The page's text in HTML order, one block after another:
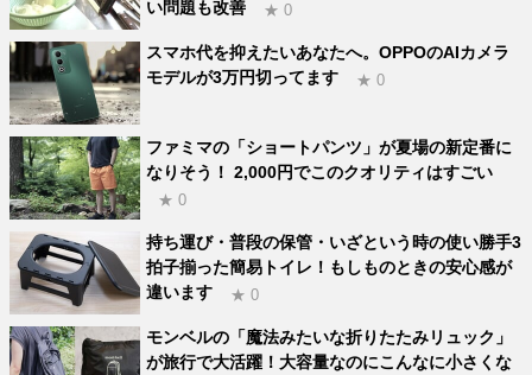
い問題も改善
★ 0
スマホ代を抑えたいあなたへ。OPPOのAIカメラ
モデルが3万円切ってます
★ 0
ファミマの「ショートパンツ」が夏場の新定番に
なりそう！ 2,000円でこのクオリティはすごい
★ 0
持ち運び・普段の保管・いざという時の使い勝手3
拍子揃った簡易トイレ！もしものときの安心感が
違います
★ 0
モンベルの「魔法みたいな折りたたみリュック」
が旅行で大活躍！大容量なのにこんなに小さくな